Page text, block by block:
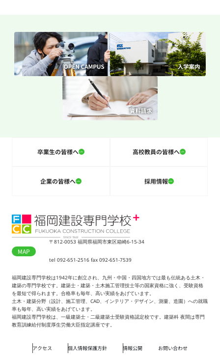
卒業生の皆様へ 高校教員の皆様へ
企業の皆様へ 採用情報
〒812-0053 福岡県福岡市東区箱崎6-15-34
MAP
tel 092-651-2516 fax 092-651-7539
福岡建設専門学校は1942年に創立され、九州・中国・四国地方では最も伝統ある土木・
建築の専門学校です。建築士・建築・土木施工管理技士等の国家資格に強く、受験資格
を最短で得られます。合格率も毎年、高い実績をあげています。
土木・建築分野（設計、施工管理、CAD、インテリア・デザイン、測量、造園）への就職
率も毎年、高い実績をあげています。
福岡建設専門学校は、一級建築士・二級建築士受験資格認定校です。建築科 夜間は専門
教育訓練給付制度厚生労働大臣指定講座です。
アクセス 個人情報保護方針 情報公開 お問い合わせ